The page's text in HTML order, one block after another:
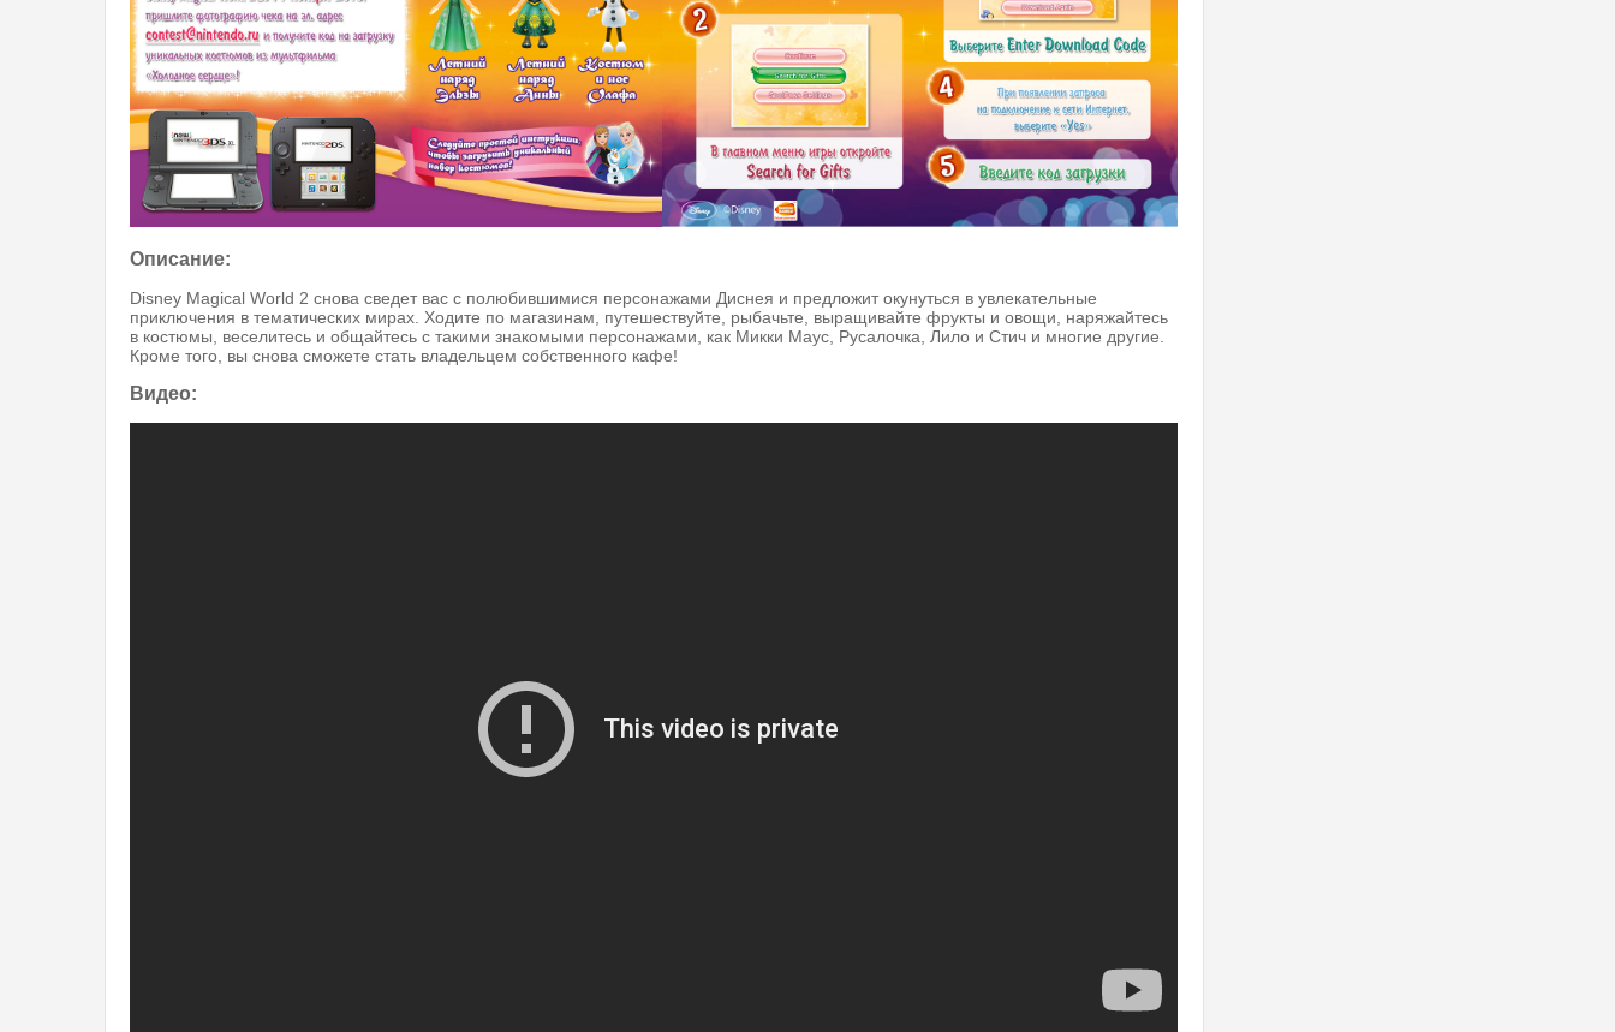
Описание:
Disney Magical World 2 снова сведет вас с полюбившимися персонажами Диснея и предложит окунуться в увлекательные
приключения в тематических мирах. Ходите по магазинам, путешествуйте, рыбачьте, выращивайте фрукты и овощи, наряжайтесь
в костюмы, веселитесь и общайтесь с такими знакомыми персонажами, как Микки Маус, Русалочка, Лило и Стич и многие другие.
Кроме того, вы снова сможете стать владельцем собственного кафе!
Видео: